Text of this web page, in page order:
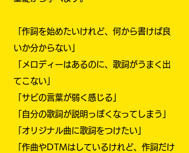
「作詞を始めたいけれど、何から書けば良
いか分からない」
「メロディーはあるのに、歌詞がうまく出
てこない」
「サビの言葉が弱く感じる」
「自分の歌詞が説明っぽくなってしまう」
「オリジナル曲に歌詞をつけたい」
「作曲やDTMはしているけれど、作詞だけ